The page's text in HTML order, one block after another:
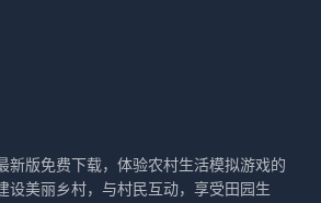
新版免费下载，体验农村生活模拟游戏的
设美丽乡村，与村民互动，享受田园生